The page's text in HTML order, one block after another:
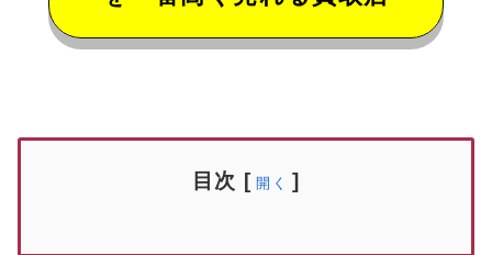
目次 [ 開く ]